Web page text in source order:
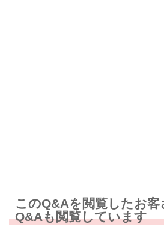
このQ&Aを閲覧したお
Q&Aも閲覧しています